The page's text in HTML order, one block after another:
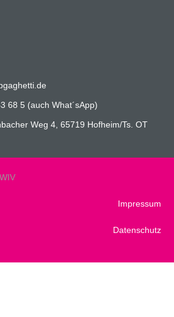
68 5 (auch What´sApp)
Weg 4, 65719 Hofheim/Ts. OT
Impressum
Datenschutz